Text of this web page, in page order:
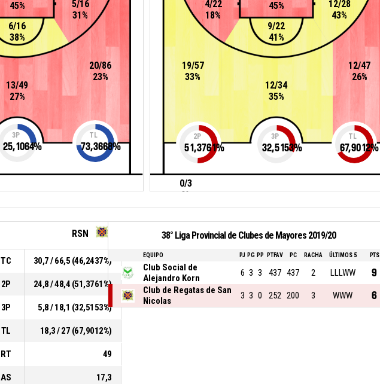
6/16
38%
5/16
31%
45%
13/49
27%
20/86
23%
3P
25,1064%
TL
73,3668%
9/22
41%
4/22
18%
12/28
43%
45%
0/3
0%
12/34
35%
19/57
33%
12/47
26%
2P
51,3761%
3P
32,5153%
TL
67,9012%
RSN
TC 30,7 / 66,5 (46,2437%)
2P 24,8 / 48,4 (51,3761%)
3P 5,8 / 18,1 (32,5153%)
TL 18,3 / 27 (67,9012%)
RT 49
AS 17,3
38° Liga Provincial de Clubes de Mayores 2019/20
EQUIPO PJ PG PP PTFAV PC RACHA ÚLTIMOS 5 PTS
Club Social de
Alejandro Korn
6 3 3 437 437 2 LLLWW 9
Club de Regatas de San
Nicolas
3 3 0 252 200 3 WWW 6